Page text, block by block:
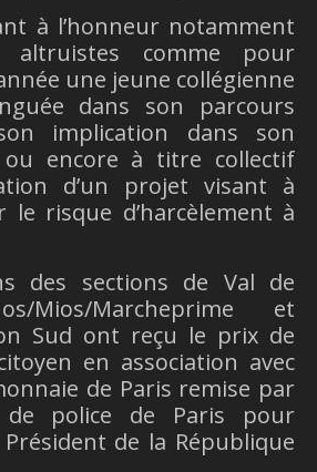
à l’honneur notamment
altruistes comme pour
une jeune collégienne
dans son parcours
implication dans son
ou encore à titre collectif
d’un projet visant à
le risque d’harcèlement à
des sections de Val de
Mios/Marcheprime et
Sud ont reçu le prix de
en association avec
de Paris remise par
police de Paris pour
de la République